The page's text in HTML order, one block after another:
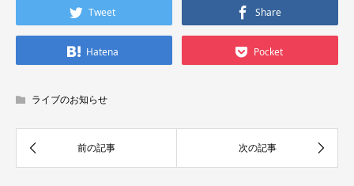
Tweet Share
Hatena Pocket
ライブのお知らせ